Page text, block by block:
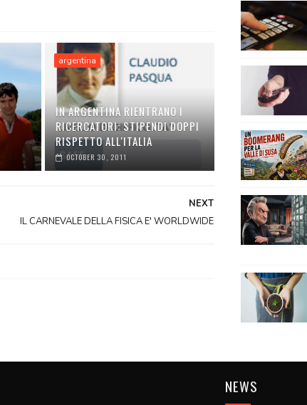
argentina
IN ARGENTINA RIENTRANO I
RICERCATORI: STIPENDI DOPPI
RISPETTO ALL'ITALIA
OCTOBER 30, 2011
NEXT
IL CARNEVALE DELLA FISICA E' WORLDWIDE
NEWS